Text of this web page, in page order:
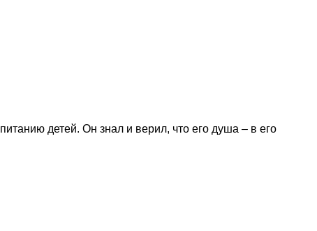
детей. Он знал и верил, что его душа – в его